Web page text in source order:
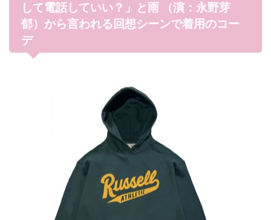
して電話していい？」と雨 （演：永野芽
郁）から言われる回想シーンで着用のコー
デ